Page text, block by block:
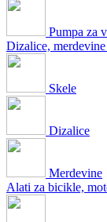
Pumpa za
Dizalice,
Skele
Dizalice
Merdevine
Alati za bicikle,